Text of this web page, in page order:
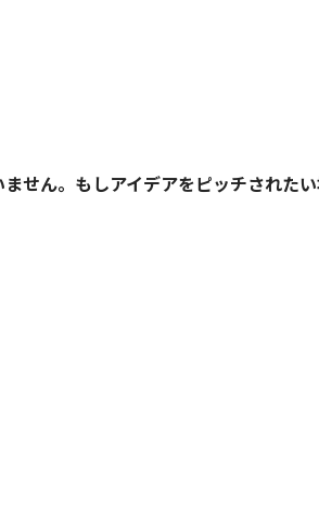
せん。もしアイデアをピッチされた